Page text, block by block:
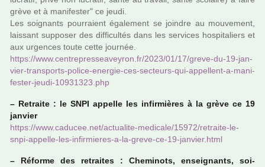
grève et à mani­fes­ter" ce jeudi.
Les soi­gnants pour­raient également se join­dre au mou­ve­ment,
lais­sant sup­po­ser des dif­fi­cultés dans les ser­vi­ces hos­pi­ta­liers et
aux urgen­ces toute cette jour­née.
https://www.cen­tre­pres­sea­vey­ron.fr/2023/01/17/greve-du-19-jan­
vier-trans­ports-police-ener­gie-ces-sec­teurs-qui-appel­lent-a-mani­
fes­ter-jeudi-10931323.php
– Retraite : le SNPI appelle les infir­miè­res à la grève ce 19
jan­vier
https://www.cadu­cee.net/actua­lite-medi­cale/15972/retraite-le-
snpi-appelle-les-infir­mie­res-a-la-greve-ce-19-jan­vier.html
–
Réforme des retrai­tes : Cheminots, ensei­gnants, soi­